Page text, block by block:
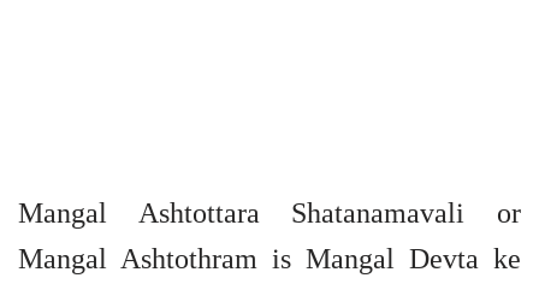
Mangal Ashtottara Shatanamavali or
Mangal Ashtothram is Mangal Devta ke